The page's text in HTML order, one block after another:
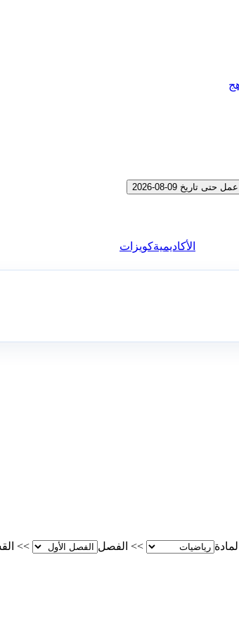
09-08-2026
الأكاديميةكويزات
المادة >> الفصل >>